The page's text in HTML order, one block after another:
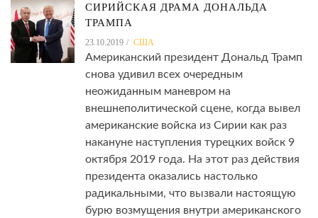
СИРИЙСКАЯ ДРАМА ДОНАЛЬДА
ТРАМПА
23.10.2019 США
Американский президент Дональд Трамп
снова удивил всех очередным
неожиданным маневром на
внешнеполитической сцене, когда вывел
американские войска из Сирии как раз
накануне наступления турецких войск 9
октября 2019 года. На этот раз действия
президента оказались настолько
радикальными, что вызвали настоящую
бурю возмущения внутри американского